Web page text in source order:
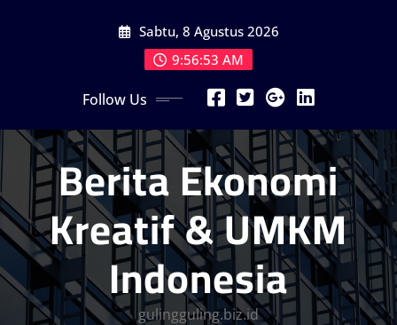
Sabtu, 8 Agustus 2026
9:56:55 AM
Follow Us
Berita Ekonomi
Kreatif & UMKM
Indonesia
gulingguling.biz.id